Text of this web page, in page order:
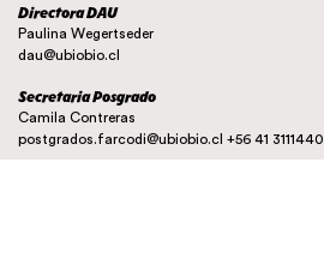
Directora DAU
Paulina Wegertseder
dau@ubiobio.cl
Secretaria Posgrado
Camila Contreras
postgrados.farcodi@ubiobio.cl +56 41 3111440